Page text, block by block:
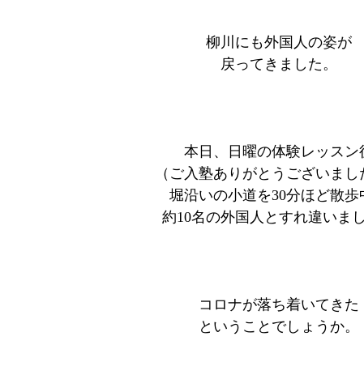
柳川にも外国人の姿が
戻ってきました。
本日、日曜の体験レッスン
（ご入塾ありがとうございまし
堀沿いの小道を30分ほど散歩
約10名の外国人とすれ違いまし
コロナが落ち着いてきた
ということでしょうか。